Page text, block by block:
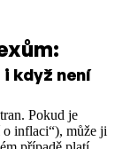
když není
Pokud je
o inflaci“), může ji